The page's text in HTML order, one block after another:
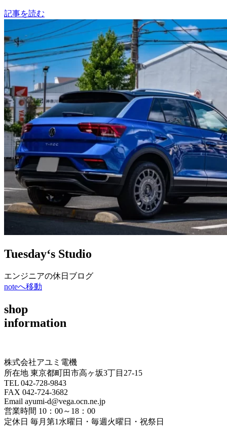
記事を読む
Tuesday‘s Studio
エンジニアの休日ブログ
noteへ移動
shop
information
株式会社アユミ電機
所在地 東京都町田市高ヶ坂3丁目27‐15
TEL 042-728-9843
FAX 042-724-3682
Email ayumi-d@vega.ocn.ne.jp
営業時間 10：00～18：00
定休日 毎月第1水曜日・毎週火曜日・祝祭日